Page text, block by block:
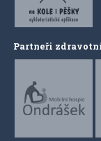
Partneři